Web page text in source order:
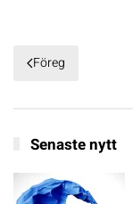
Föreg
Senaste nytt